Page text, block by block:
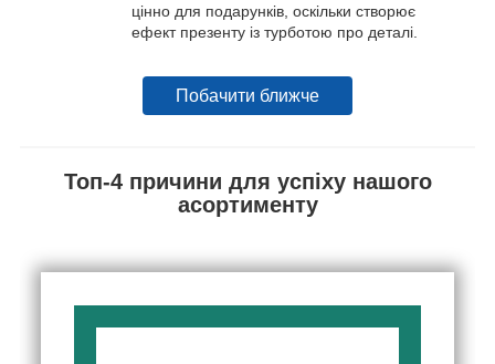
цінно для подарунків, оскільки створює
ефект презенту із турботою про деталі.
Побачити ближче
Топ-4 причини для успіху нашого
асортименту